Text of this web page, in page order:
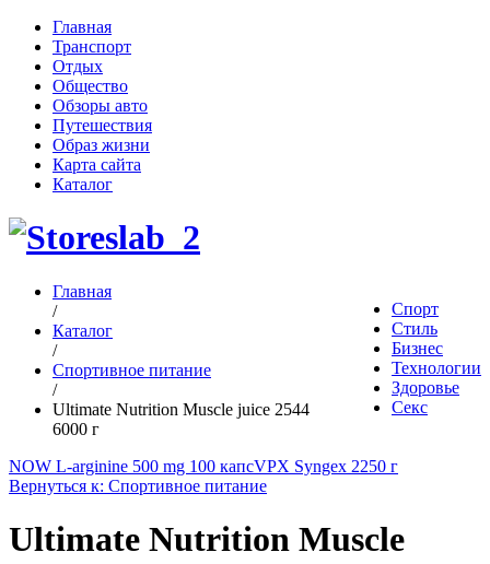
Главная
Транспорт
Отдых
Общество
Обзоры авто
Путешествия
Образ жизни
Карта сайта
Каталог
Спорт
Стиль
Бизнес
Технологии
Здоровье
Секс
Главная
/
Каталог
/
Спортивное питание
/
Ultimate Nutrition Muscle juice 2544
6000 г
NOW L-arginine 500 mg 100 капсVPX Syngex 2250 г
Вернуться к: Спортивное питание
Ultimate Nutrition Muscle